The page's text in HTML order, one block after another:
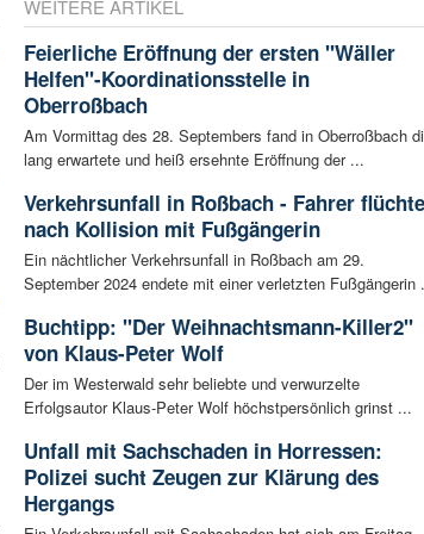
WEITERE ARTIKEL
Feierliche Eröffnung der ersten "Wäller
Helfen"-Koordinationsstelle in
Oberroßbach
Am Vormittag des 28. Septembers fand in Oberroßbach
lang erwartete und heiß ersehnte Eröffnung der ...
Verkehrsunfall in Roßbach - Fahrer
nach Kollision mit Fußgängerin
Ein nächtlicher Verkehrsunfall in Roßbach am 29.
September 2024 endete mit einer verletzten Fußgängerin
Buchtipp: "Der Weihnachtsmann-Killer2"
von Klaus-Peter Wolf
Der im Westerwald sehr beliebte und verwurzelte
Erfolgsautor Klaus-Peter Wolf höchstpersönlich grinst ...
Unfall mit Sachschaden in Horressen:
Polizei sucht Zeugen zur Klärung des
Hergangs